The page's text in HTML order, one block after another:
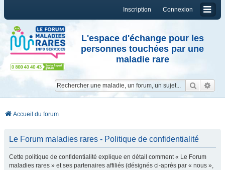
Connexion
Inscription
L'espace d'échange pour les
personnes touchées par une
maladie rare
Accueil du forum
Le Forum maladies rares - Politique de confidentialité
Cette politique de confidentialité explique en détail comment « Le Forum
maladies rares » et ses partenaires affiliés (désignés ci-après par « nous »,